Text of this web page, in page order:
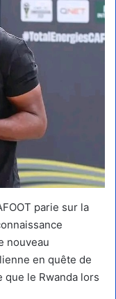
parie sur la
nouveau
en quête de
que le Rwanda lors